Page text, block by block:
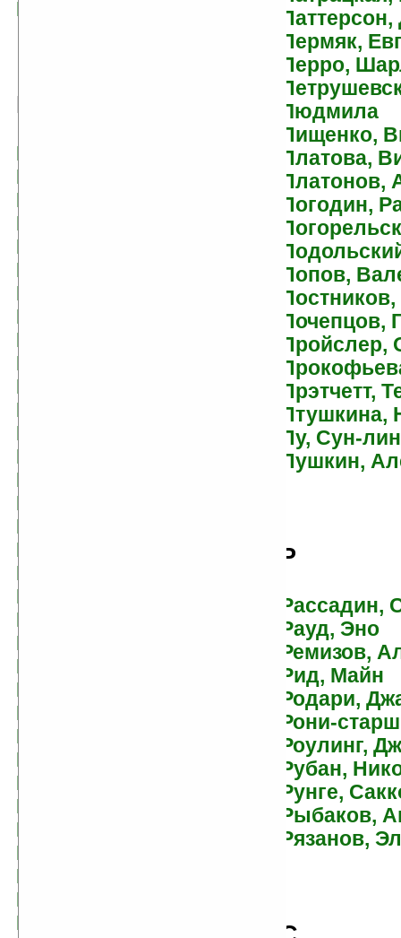
Буссенар, Луи
В
Вежинов, Павел
Велтистов, Евгений
Верейская, Елена
Николаевна
Верещагин, Олег
Веркин, Эдуард
Верн, Жюль
Вирта, Николай
Владко, Владимир
Власов, Александр
Ефимович
Влодавец, Леонид
Внуков, Николай
Вознесенская, Юлия
Волвертон, Дэйв
Волков, Александр
Волков, Сергей
Волынская, Илона
Воробей, Вера и
Марина
Воробьев, Владимир
Воронков, Константин
Васильевич
Воронкова, Любовь
Воронов, Николай
Павлович
Воскобойников,
Валерий
Воскресенская, Зоя
Востоков, Станислав
Востряков, Игорь
Вудинг, Крис
Вяземский, Юрий
Павлович
Пермяк,
Перро,
Людмила
Пищенко,
Платова,
Платонов,
Погодин,
Попов,
Почепцов,
Пройслер,
Прэтчетт,
Птушкина,
Пу, Сун-лин
Пушкин,
Р
Рассадин,
Рауд, Эно
Ремизов,
Рид, Майн
Родари,
Рони-
Роулинг,
Рубан,
Рунге,
Рыбаков,
Рязанов,